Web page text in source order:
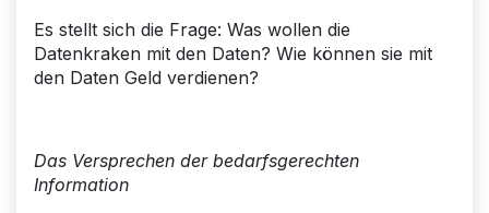
Es stellt sich die Frage: Was wollen die
Datenkraken mit den Daten? Wie können sie mit
den Daten Geld verdienen?
Das Versprechen der bedarfsgerechten
Information